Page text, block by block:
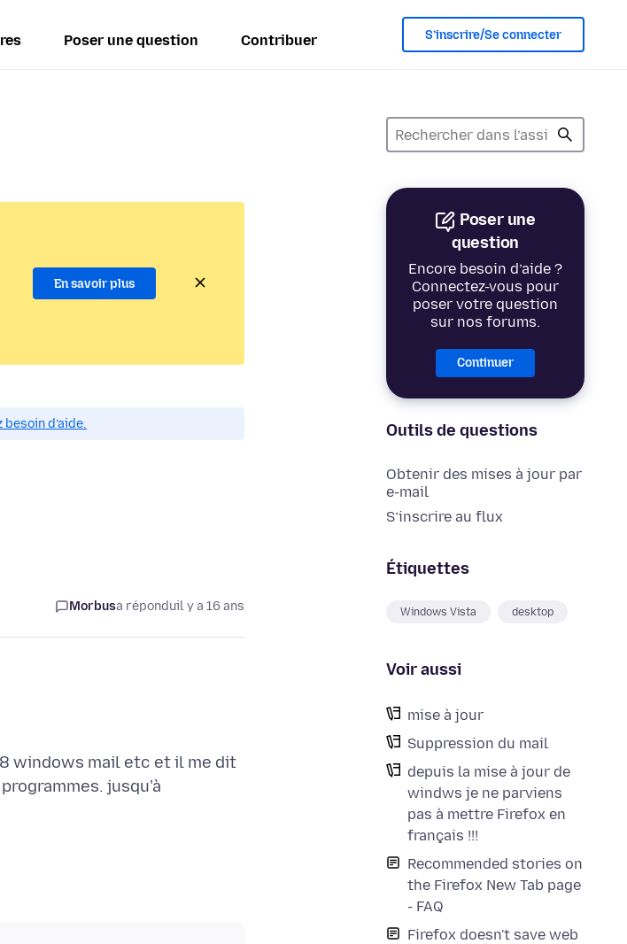
Poser une question Contribuer S’inscrire/Se connecter
Poser une
question
Encore besoin d’aide ?
Connectez-vous pour
poser votre question
sur nos forums.
Continuer
Outils de questions
Obtenir des mises à jour par
e-mail
S’inscrire au flux
Étiquettes
Windows Vista desktop
Voir aussi
mise à jour
Suppression du mail
depuis la mise à jour de
windws je ne parviens
pas à mettre Firefox en
français !!!
Recommended stories on
the Firefox New Tab page
- FAQ
Firefox doesn't save web
En savoir plus
d’aide.
Morbusa réponduil y a 16 ans
windows mail etc et il me dit
jusqu'à